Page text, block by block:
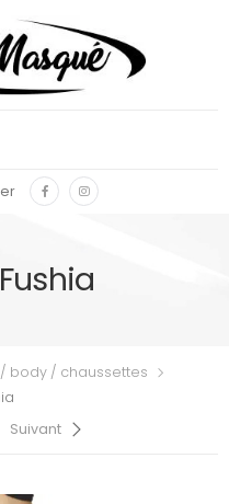
body / chaussettes
Suivant